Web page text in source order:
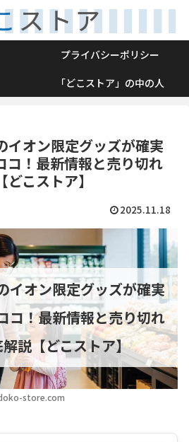
プライバシーポリシー
「どこストア」の中の人
イオン限定グッズが確実
コ！最新情報と売り切れ
こストア】
2025.11.18
store.com
イオン限定グッズが確実
コ！最新情報と売り切れ
説【どこストア】